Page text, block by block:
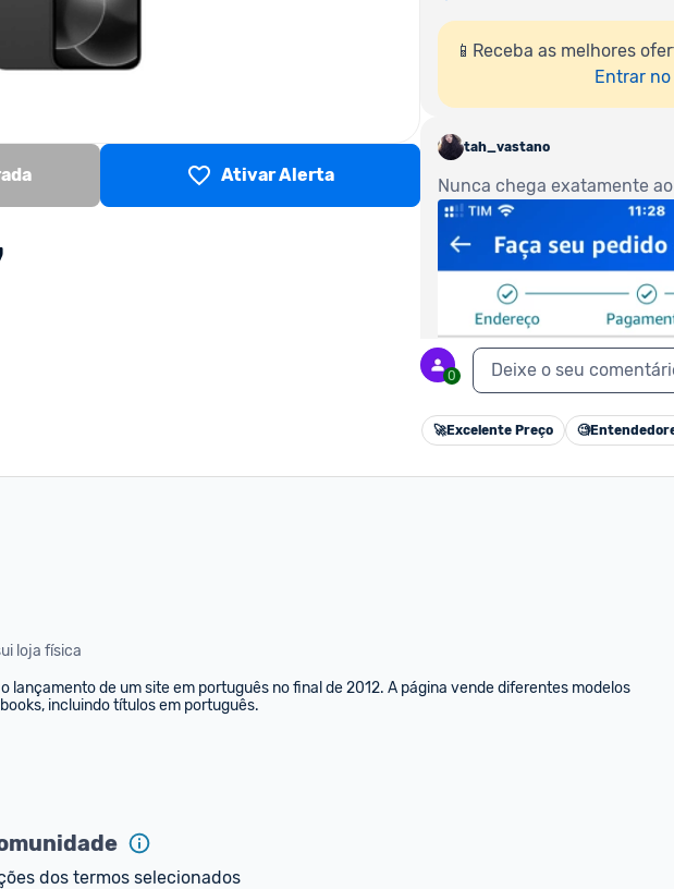
Ativar Alerta
📱Receba as melhores
Entrar
tah_vastano
Nunca chega exatamente
0 Deixe o seu
🚀Excelente Preço 🧐
loja física
lançamento de um site em português no final de 2012. A página vende diferentes modelos
incluindo títulos em português.
dos termos selecionados